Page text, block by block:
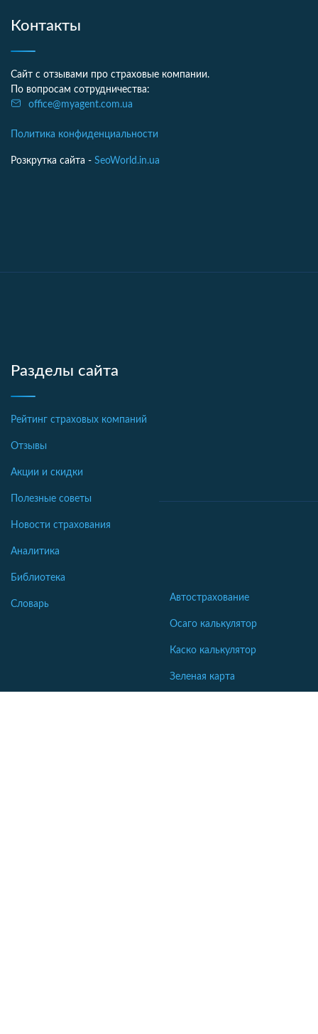
Контакты
Сайт с отзывами про страховые компании.
По вопросам сотрудничества:
office@myagent.com.ua
Политика конфиденциальности
Розкрутка сайта - SeoWorld.in.ua
Разделы сайта
Рейтинг страховых компаний
Отзывы
Акции и скидки
Полезные советы
Новости страхования
Аналитика
Библиотека
Словарь
Автострахование
Осаго калькулятор
Каско калькулятор
Зеленая карта